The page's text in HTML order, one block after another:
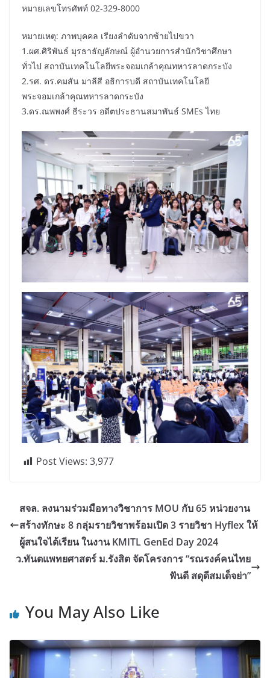
หมายเลขโทรศัพท์ 02-329-8000
หมายเหตุ: ภาพบุคคล เรียงลำดับจากซ้ายไปขวา
1.ผศ.ศิริพันธ์ มุรธาธัญลักษณ์ ผู้อำนวยการสำนักวิชาศึกษา
ทั่วไป สถาบันเทคโนโลยีพระจอมเกล้าคุณทหารลาดกระบัง
2.รศ. ดร.คมสัน มาลีสี อธิการบดี สถาบันเทคโนโลยี
พระจอมเกล้าคุณทหารลาดกระบัง
3.ดร.ณพพงศ์ ธีระวร อดีตประธานสมาพันธ์ SMEs ไทย
Post Views: 3,977
สจล. ลงนามร่วมมือทางวิชาการ MOU กับ 65 หน่วยงาน
สร้างทักษะ 8 กลุ่มรายวิชาพร้อมเปิด 3 รายวิชา Hyflex ให้
ผู้สนใจได้เรียน ในงาน KMITL GenEd Day 2024
ว.ทันตแพทยศาสตร์ ม.รังสิต จัดโครงการ “รณรงค์คนไทย
ฟันดี สดุดีสมเด็จย่า”
You May Also Like